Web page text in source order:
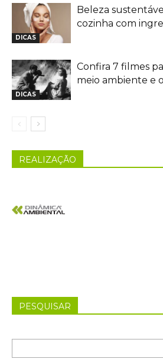
DICAS
Beleza
cozinha com
DICAS
Confira 7 filmes
meio ambiente e
REALIZAÇÃO
PESQUISAR